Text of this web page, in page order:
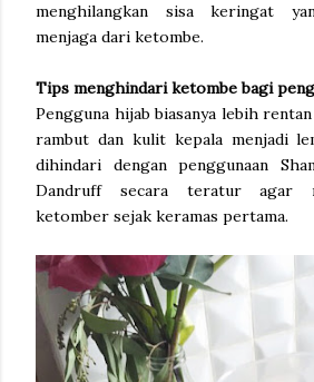
menghilangkan sisa keringat
menjaga dari ketombe.
Tips menghindari ketombe bagi
Pengguna hijab biasanya lebih
rambut dan kulit kepala menjadi
dihindari dengan penggunaan
Dandruff secara teratur agar
ketomber sejak keramas pertama.